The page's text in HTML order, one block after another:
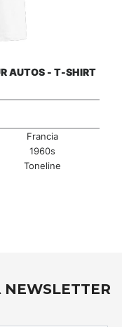
AUTOS - T-SHIRT
Francia
1960s
Toneline